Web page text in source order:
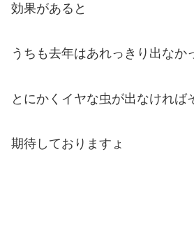
効果があると
うちも去年はあれっきり出なか
とにかくイヤな虫が出なければ
期待しておりますょ